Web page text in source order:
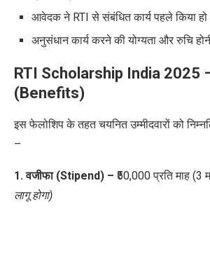
आवेदक ने RTI से संबंधित कार्य पहले किया
अनुसंधान कार्य करने की योग्यता और रुचि
RTI Scholarship India 2025
(Benefits)
इस फेलोशिप के तहत चयनित उम्मीदवारों को
–
1. वजीफा (Stipend) – ₹50,000 प्रति माह (3
लागू होगा)